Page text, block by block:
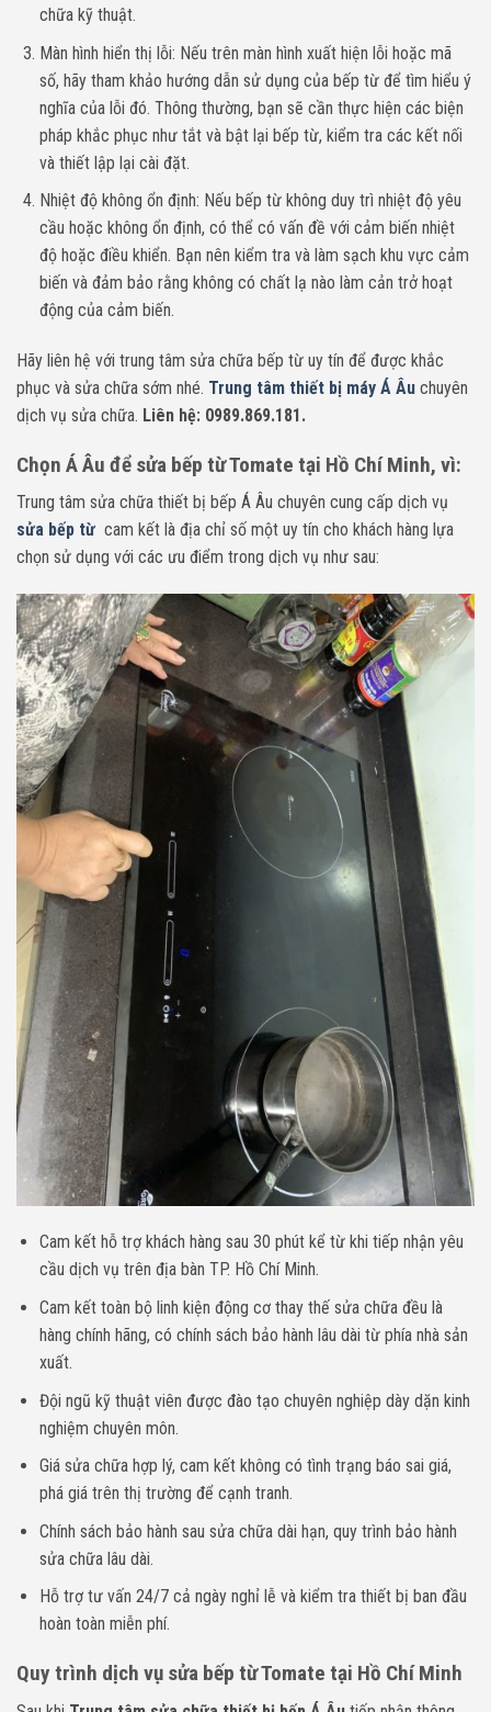
chữa kỹ thuật.
Màn hình hiển thị lỗi: Nếu trên màn hình xuất hiện lỗi hoặc mã
số, hãy tham khảo hướng dẫn sử dụng của bếp từ để tìm hiểu ý
nghĩa của lỗi đó. Thông thường, bạn sẽ cần thực hiện các biện
pháp khắc phục như tắt và bật lại bếp từ, kiểm tra các kết nối
và thiết lập lại cài đặt.
Nhiệt độ không ổn định: Nếu bếp từ không duy trì nhiệt độ yêu
cầu hoặc không ổn định, có thể có vấn đề với cảm biến nhiệt
độ hoặc điều khiển. Bạn nên kiểm tra và làm sạch khu vực cảm
biến và đảm bảo rằng không có chất lạ nào làm cản trở hoạt
động của cảm biến.
Hãy liên hệ với trung tâm sửa chữa bếp từ uy tín để được khắc
phục và sửa chữa sớm nhé. Trung tâm thiết bị máy Á Âu chuyên
dịch vụ sửa chữa. Liên hệ: 0989.869.181.
Chọn Á Âu để sửa bếp từ Tomate tại Hồ Chí Minh, vì:
Trung tâm sửa chữa thiết bị bếp Á Âu chuyên cung cấp dịch vụ
sửa bếp từ cam kết là địa chỉ số một uy tín cho khách hàng lựa
chọn sử dụng với các ưu điểm trong dịch vụ như sau:
Cam kết hỗ trợ khách hàng sau 30 phút kể từ khi tiếp nhận yêu
cầu dịch vụ trên địa bàn TP. Hồ Chí Minh.
Cam kết toàn bộ linh kiện động cơ thay thế sửa chữa đều là
hàng chính hãng, có chính sách bảo hành lâu dài từ phía nhà sản
xuất.
Đội ngũ kỹ thuật viên được đào tạo chuyên nghiệp dày dặn kinh
nghiệm chuyên môn.
Giá sửa chữa hợp lý, cam kết không có tình trạng báo sai giá,
phá giá trên thị trường để cạnh tranh.
Chính sách bảo hành sau sửa chữa dài hạn, quy trình bảo hành
sửa chữa lâu dài.
Hỗ trợ tư vấn 24/7 cả ngày nghỉ lễ và kiểm tra thiết bị ban đầu
hoàn toàn miễn phí.
Quy trình dịch vụ sửa bếp từ Tomate tại Hồ Chí Minh